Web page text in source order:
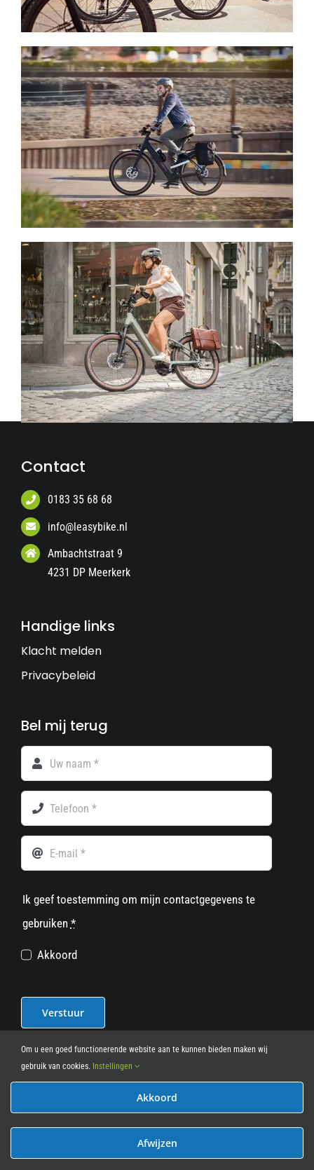
Contact
0183 35 68 68
info@leasybike.nl
Ambachtstraat 9
4231 DP Meerkerk
Handige links
Klacht melden
Privacybeleid
Bel mij terug
Ik geef toestemming om mijn contactgegevens te
gebruiken *
Akkoord
Verstuur
© 2012 - 2026• Leasy Bike • All Rights Reserved • powered
Om u een goed functionerende website aan te kunnen bieden maken wij
gebruik van cookies. Instellingen
Akkoord
Afwijzen